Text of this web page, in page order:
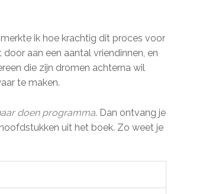
ik hoe krachtig dit proces voor
aan een aantal vriendinnen, en
die zijn dromen achterna wil
te maken.
doen programma. Dan ontvang je
uit het boek. Zo weet je